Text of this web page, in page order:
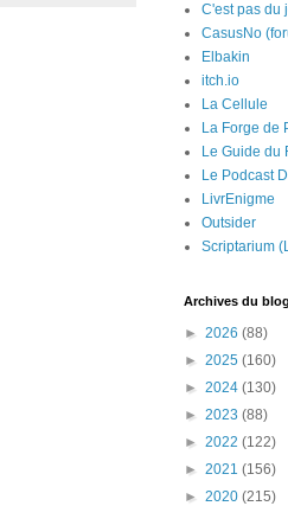
C'est pas du
CasusNo
Elbakin
itch.io
La Cellule
La Forge de
Le Guide du
Le Podcast
LivrEnigme
Outsider
Scriptarium
Archives du blog
► 2026 (88)
► 2025 (160)
► 2024 (130)
► 2023 (88)
► 2022 (122)
► 2021 (156)
► 2020 (215)